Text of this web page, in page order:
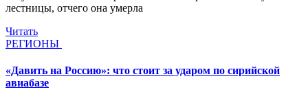
лестницы, отчего она умерла
Читать
РЕГИОНЫ
«Давить на Россию»: что стоит за ударом по сирийской
авиабазе